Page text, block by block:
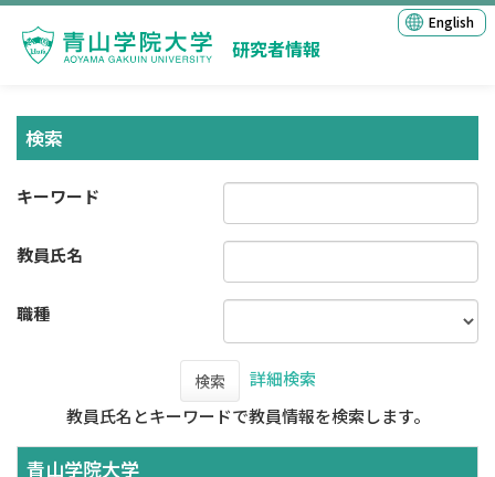
研究者情報
English
検索
キーワード
教員氏名
職種
検索
詳細検索
教員氏名とキーワードで教員情報を検索します。
青山学院大学